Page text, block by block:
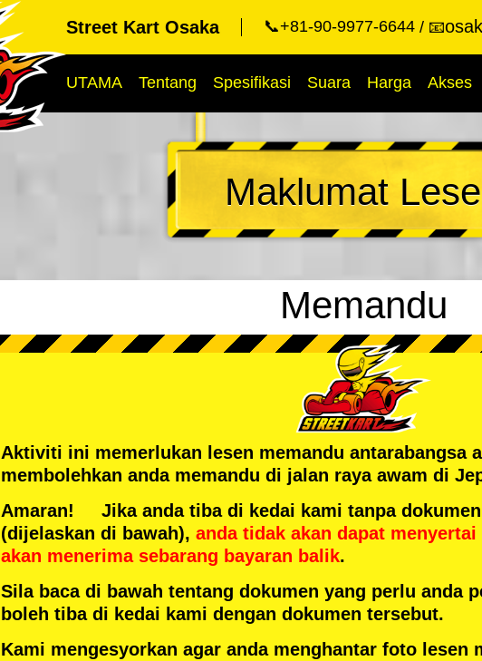
Street Kart Osaka 📞+81-90-9977-6644 📧
UTAMA Tentang Spesifikasi Suara Harga Akses
Maklumat
Memandu
Aktiviti ini memerlukan lesen memandu antarabangsa
membolehkan anda memandu di jalan raya awam di
Amaran! Jika anda tiba di kedai kami tanpa
(dijelaskan di bawah), anda tidak akan dapat
akan menerima sebarang bayaran balik.
Sila baca di bawah tentang dokumen yang perlu anda
boleh tiba di kedai kami dengan dokumen tersebut.
Kami mengesyorkan agar anda menghantar foto lesen